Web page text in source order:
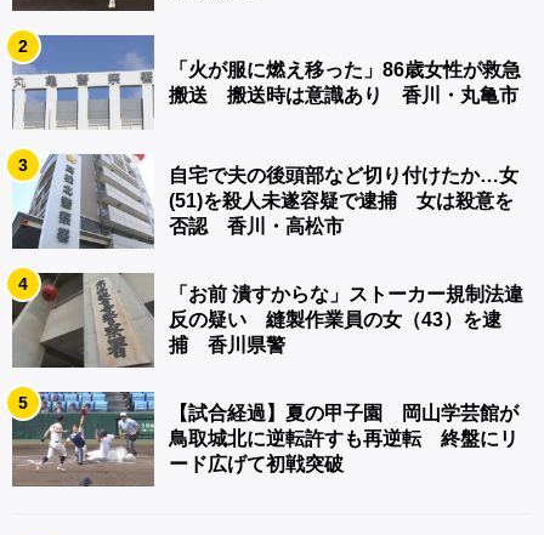
2
「火が服に燃え移った」86歳女性が救急
搬送 搬送時は意識あり 香川・丸亀市
3
自宅で夫の後頭部など切り付けたか…女
(51)を殺人未遂容疑で逮捕 女は殺意を
否認 香川・高松市
4
「お前 潰すからな」ストーカー規制法違
反の疑い 縫製作業員の女（43）を逮
捕 香川県警
5
【試合経過】夏の甲子園 岡山学芸館が
鳥取城北に逆転許すも再逆転 終盤にリ
ード広げて初戦突破